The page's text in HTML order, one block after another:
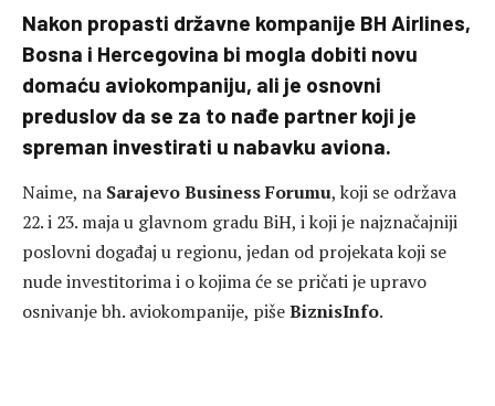
Nakon propasti državne kompanije BH Airlines,
Bosna i Hercegovina bi mogla dobiti novu
domaću aviokompaniju, ali je osnovni
preduslov da se za to nađe partner koji je
spreman investirati u nabavku aviona.
Naime, na Sarajevo Business Forumu, koji se održava
22. i 23. maja u glavnom gradu BiH, i koji je najznačajniji
poslovni događaj u regionu, jedan od projekata koji se
nude investitorima i o kojima će se pričati je upravo
osnivanje bh. aviokompanije, pišeBiznisInfo.